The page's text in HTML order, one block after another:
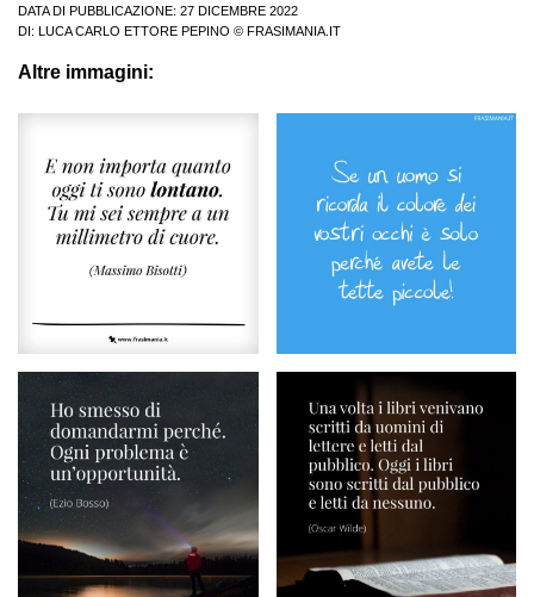
DATA DI PUBBLICAZIONE: 27 DICEMBRE 2022
DI:
LUCA CARLO ETTORE PEPINO © FRASIMANIA.IT
Altre immagini: